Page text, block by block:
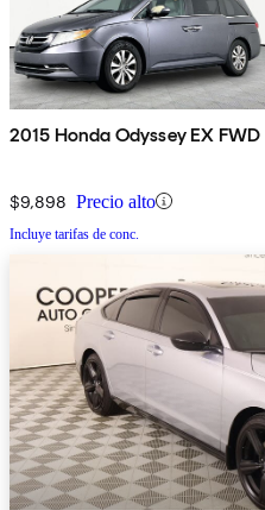
2015 Honda Odyssey EX FWD
$9,898 Precio alto
Incluye tarifas de conc.